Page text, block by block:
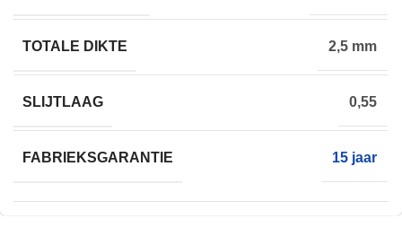
TOTALE DIKTE 2,5 mm
SLIJTLAAG 0,55
FABRIEKSGARANTIE 15 jaar